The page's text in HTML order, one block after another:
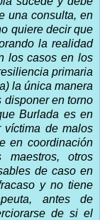
una consulta, en
quiere decir que
la realidad
los casos en los
primaria
la única manera
disponer en torno
Burlada es en
víctima de malos
en coordinación
otros
de caso en
y no tiene
antes de
de si el